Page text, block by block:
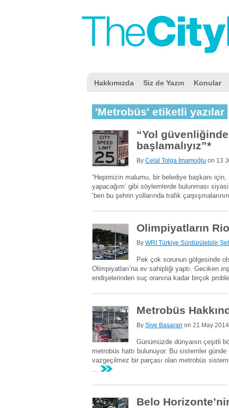
Hakkımızda Siz de Yazın Konular
'Metrobüs' etiketli yazılar
“Yol güvenliğinde
başlamalıyız”*
By Celal Tolga İmamoğlu on 13
“Hepimizin malumu, bir belediye başkanı
yapacağım’ gibi söylemlerde bulunması
‘ben bu şehrin yollarında trafik
Olimpiyatların
By WRI Türkiye Sürdürülebilir
Pek çok sorunun gölgesinde
Olimpiyatları’na ev sahipliği yaptı. Geciken
endişelerinden suç oranına kadar birçok
Metrobüs
By Şive Başaran on 21 May 2014
Günümüzde dünyanın çeşitli
metrobüs hattı bulunuyor. Bu sistemler
vazgeçilmez bir parçası olan metrobüs
...
Belo